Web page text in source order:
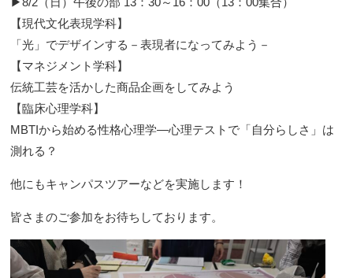
【現代文化表現学科】
「光」でデザインする－表現者になってみよう－
【マネジメント学科】
伝統工芸を活かした商品企画をしてみよう
【臨床心理学科】
MBTIから始める性格心理学―心理テストで「自分らしさ」は
測れる？
他にもキャンパスツアーなどを実施します！
皆さまのご参加をお待ちしております。